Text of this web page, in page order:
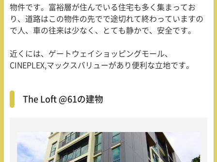
物件です。富裕層が住んでいる住宅も多く集まってお
り、道路はこの物件の先でで途切れて終わっていますの
で人、車の往来は少なく、とても静かで、安全です。
近くには、ゲートウェイショッピングモール、
CINEPLEX,マックスバリューがあり便利な立地です。
The Loft @61の建物